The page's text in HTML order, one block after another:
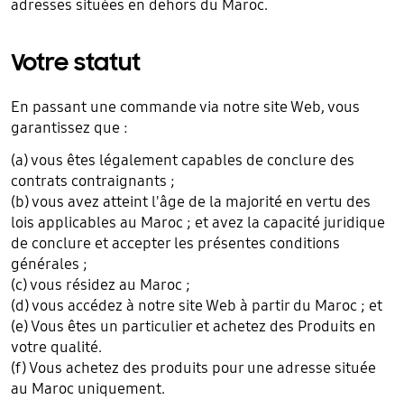
adresses situées en dehors du Maroc.
Votre statut
En passant une commande via notre site Web, vous
garantissez que :
(a) vous êtes légalement capables de conclure des
contrats contraignants ;
(b) vous avez atteint l'âge de la majorité en vertu des
lois applicables au Maroc ; et avez la capacité juridique
de conclure et accepter les présentes conditions
générales ;
(c) vous résidez au Maroc ;
(d) vous accédez à notre site Web à partir du Maroc ; et
(e) Vous êtes un particulier et achetez des Produits en
votre qualité.
(f) Vous achetez des produits pour une adresse située
au Maroc uniquement.